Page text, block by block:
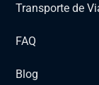
Transporte de
FAQ
Blog